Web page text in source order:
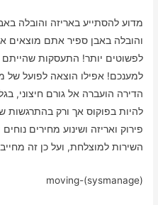
מדוע להסתייע באריזה והובלה
והובלה באבן ספיר אתם
לפשוטים יותר! התעסקות שהייתם
למענכם! אפילו הוצאה לפועל של
הדירה הועברה אל גורם חיצוני,
להיות בפוקוס אך ורק בהתרגשות
פירוק ואריזה ושינוע מחירים
השירות למוצלחת, ועל כן זה
moving-(sysmanage)